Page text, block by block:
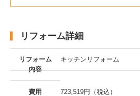
リフォーム詳細
リフォーム
内容
キッチンリフォーム
費用 723,519円（税込）